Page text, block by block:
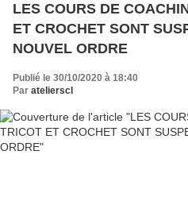
LES COURS DE
ET CROCHET SONT
NOUVEL ORDRE
Publié le 30/10/2020 à 18:40
Par atelierscl